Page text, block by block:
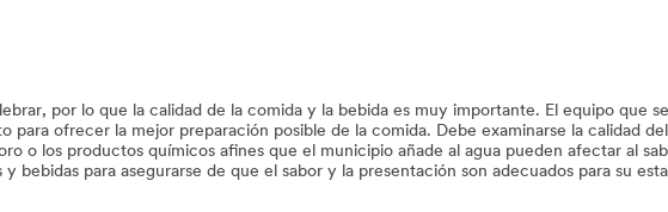
por lo que la calidad de la comida y la bebida es muy importante. El equipo que
ofrecer la mejor preparación posible de la comida. Debe examinarse la calidad
o los productos químicos afines que el municipio añade al agua pueden afectar al
bebidas para asegurarse de que el sabor y la presentación son adecuados para su